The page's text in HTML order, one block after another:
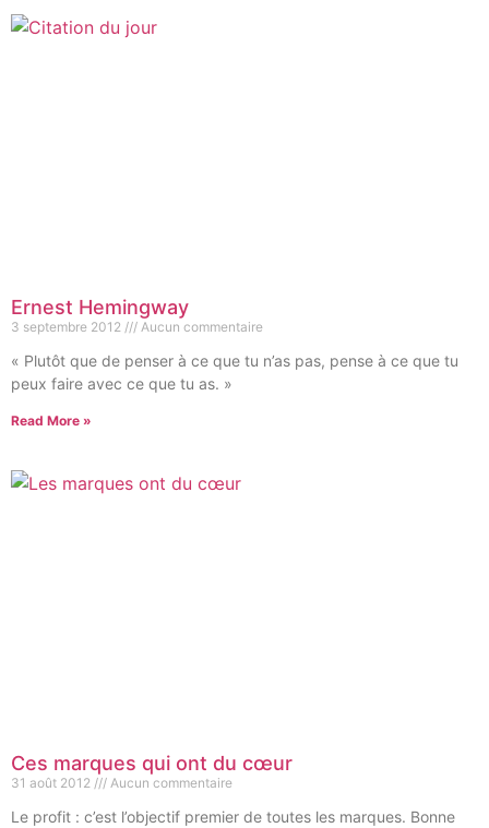
Ernest Hemingway
3 septembre 2012 Aucun commentaire
« Plutôt que de penser à ce que tu n’as pas, pense à ce que tu
peux faire avec ce que tu as. »
Read More »
Ces marques qui ont du cœur
31 août 2012 Aucun commentaire
Le profit : c’est l’objectif premier de toutes les marques. Bonne